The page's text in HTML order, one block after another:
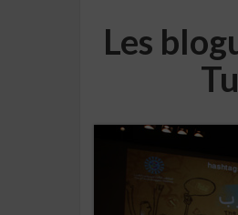
Les